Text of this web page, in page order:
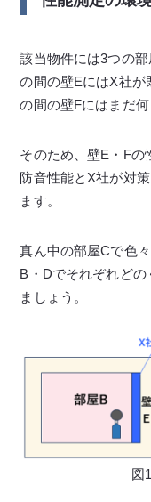
該当物件には3つの
の間の壁EにはX社が
の間の壁Fにはまだ
そのため、壁E・Fの
防音性能とX社が対
ます。
真ん中の部屋Cで色
B・Dでそれぞれど
ましょう。
図